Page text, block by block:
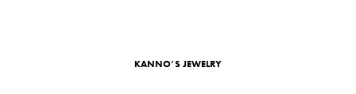
KANNO’S JEWELRY